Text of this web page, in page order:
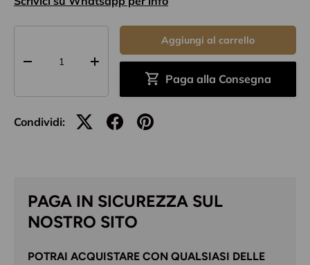
- +
Aggiungi al carrello
Paga alla Consegna
Condividi:
PAGA IN SICUREZZA SUL
NOSTRO SITO
POTRAI ACQUISTARE CON QUALSIASI DELLE